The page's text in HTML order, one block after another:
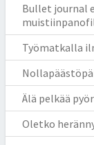
Bullet journal
Työmatkalla
Älä pelkää
Oletko